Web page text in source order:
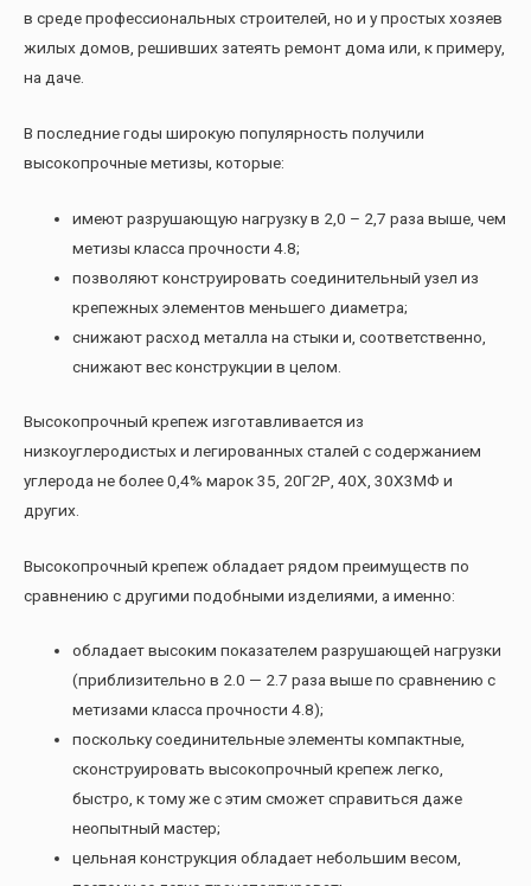
в среде профессиональных строителей, но и у простых хозяев
жилых домов, решивших затеять ремонт дома или, к примеру,
на даче.
В последние годы широкую популярность получили
высокопрочные метизы, которые:
имеют разрушающую нагрузку в 2,0 – 2,7 раза выше, чем
метизы класса прочности 4.8;
позволяют конструировать соединительный узел из
крепежных элементов меньшего диаметра;
снижают расход металла на стыки и, соответственно,
снижают вес конструкции в целом.
Высокопрочный крепеж изготавливается из
низкоуглеродистых и легированных сталей с содержанием
углерода не более 0,4% марок 35, 20Г2Р, 40Х, 30Х3МФ и
других.
Высокопрочный крепеж обладает рядом преимуществ по
сравнению с другими подобными изделиями, а именно:
обладает высоким показателем разрушающей нагрузки
(приблизительно в 2.0 — 2.7 раза выше по сравнению с
метизами класса прочности 4.8);
поскольку соединительные элементы компактные,
сконструировать высокопрочный крепеж легко,
быстро, к тому же с этим сможет справиться даже
неопытный мастер;
цельная конструкция обладает небольшим весом,